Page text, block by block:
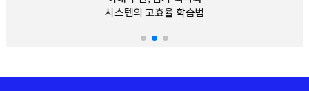
합리적인 행정법 커리큘럼